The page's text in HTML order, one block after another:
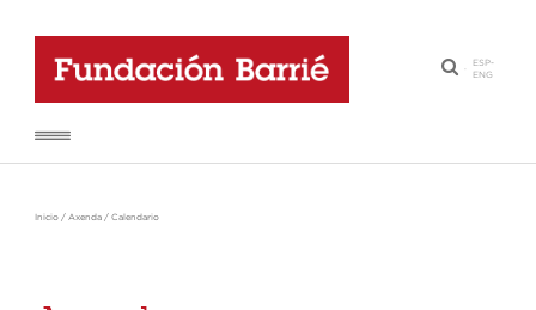
·
ESP-
ENG
Inicio / Axenda / Calendario